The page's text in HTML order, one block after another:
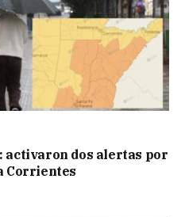
activaron dos alertas por
Corrientes